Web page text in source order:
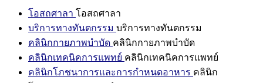
โอสถศาลา โอสถศาลา
บริการทางทันตกรรม บริการทางทันตกรรม
คลินิกกายภาพบำบัด คลินิกกายภาพบำบัด
คลินิกเทคนิคการแพทย์ คลินิกเทคนิคการแพทย์
คลินิกโภชนาการและการกำหนดอาหาร คลินิก